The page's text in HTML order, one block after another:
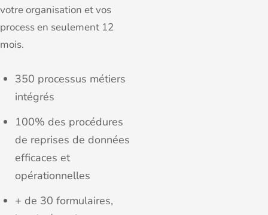
votre organisation et vos
process en seulement 12
mois.
350 processus métiers
intégrés
100% des procédures
de reprises de données
efficaces et
opérationnelles
+ de 30 formulaires,